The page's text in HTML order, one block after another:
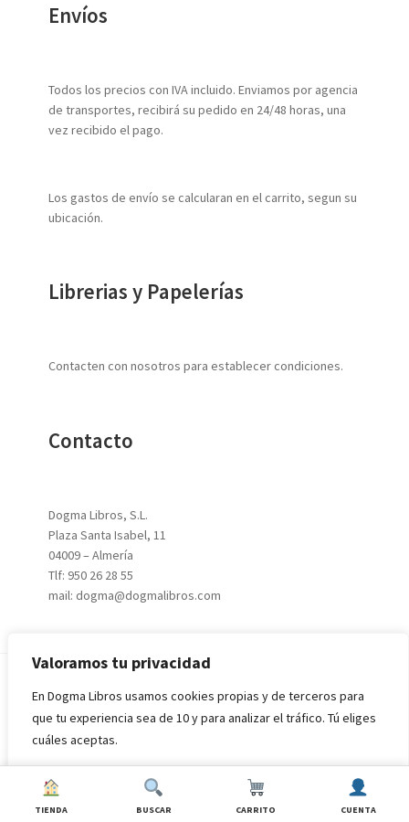
Valoramos tu privacidad
En Dogma Libros usamos cookies propias y de terceros para
que tu experiencia sea de 10 y para analizar el tráfico. Tú eliges
cuáles aceptas.
Rechazar todo Aceptar todo
TIENDA BUSCAR CARRITO CUENTA
Envíos
Todos los precios con IVA incluido. Enviamos por agencia
de transportes, recibirá su pedido en 24/48 horas, una
vez recibido el pago.
Los gastos de envío se calcularan en el carrito, segun su
ubicación.
Librerias y Papelerías
Contacten con nosotros para establecer condiciones.
Contacto
Dogma Libros, S.L.
Plaza Santa Isabel, 11
04009 – Almería
Tlf: 950 26 28 55
mail: dogma@dogmalibros.com
© 2026DOGMA LIBROS, S.L.| Aviso Legal |
Política de
Privacidad
| Condiciones de Compra